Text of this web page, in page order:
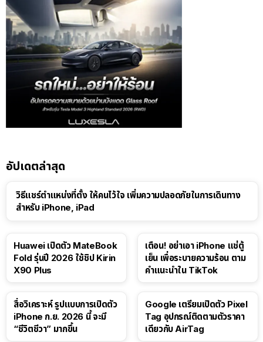
อัปเดตล่าสุด
วิธีแชร์ตำแหน่งที่ตั้ง ให้คนไว้ใจ เพิ่มความปลอดภัยในการเดินทาง
สำหรับ iPhone, iPad
Huawei เปิดตัว MateBook
Fold รุ่นปี 2026 ใช้ชิป Kirin
X90 Plus
เตือน! อย่าเอา iPhone แช่ตู้
เย็น เพื่อระบายความร้อน ตาม
คำแนะนำใน TikTok
สื่อวิเคราะห์ รูปแบบการเปิดตัว
iPhone ก.ย. 2026 นี้ จะมี
“ชีวิตชีวา” มากขึ้น
Google เตรียมเปิดตัว Pixel
Tag อุปกรณ์ติดตามตัวราคา
เดียวกับ AirTag